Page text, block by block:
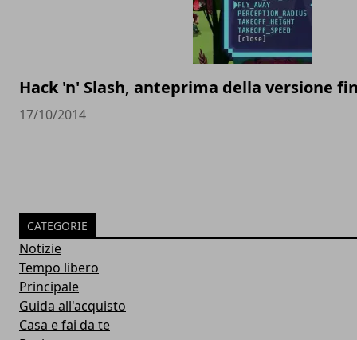
Hack 'n' Slash, anteprima della versione
17/10/2014
CATEGORIE
Notizie
Tempo libero
Principale
Guida all'acquisto
Casa e fai da te